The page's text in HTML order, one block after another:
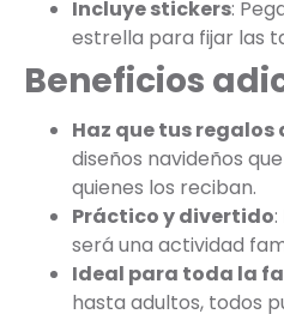
Incluye stickers:
estrella para fijar las
Beneficios
Haz que tus
diseños navideños
quienes los reciban.
Práctico y divertido
será una actividad
Ideal para toda la
hasta adultos, todos